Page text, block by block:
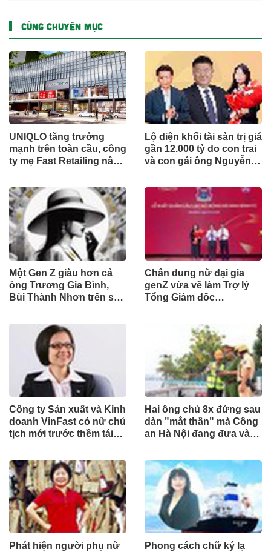
CÙNG CHUYÊN MỤC
UNIQLO tăng trưởng
mạnh trên toàn cầu, công
ty mẹ Fast Retailing nâng
nhuận năm 2026
Lộ diện khối tài sản trị giá
gần 12.000 tỷ do con trai
và con gái ông Nguyễn
một công ty sắp lên sàn
Một Gen Z giàu hơn cả
ông Trương Gia Bình,
Bùi Thành Nhơn trên sàn
Chân dung nữ đại gia
genZ vừa về làm Trợ lý
Tổng Giám đốc
Tổng Giám đốc doanh
nghiệp hàng không vũ
trụ, nắm giữ khối tài sản
hàng nghìn tỷ
Công ty Sản xuất và Kinh
doanh VinFast có nữ chủ
tịch mới trước thềm tái
Hai ông chủ 8x đứng sau
dàn "mắt thần" mà Công
an Hà Nội đang đưa vào
Phát hiện người phụ nữ
Phong cách chữ ký lạ